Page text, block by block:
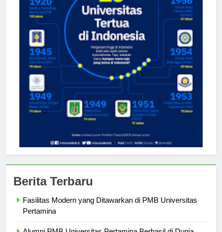
Fasilitas Modern yang Ditawarkan di PMB Universitas